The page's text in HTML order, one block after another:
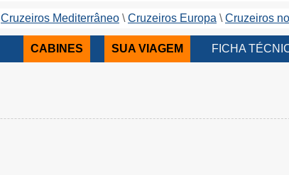
Cruzeiros Mediterrâneo Cruzeiros Europa Cruzeiros
CABINES SUA VIAGEM FICHA